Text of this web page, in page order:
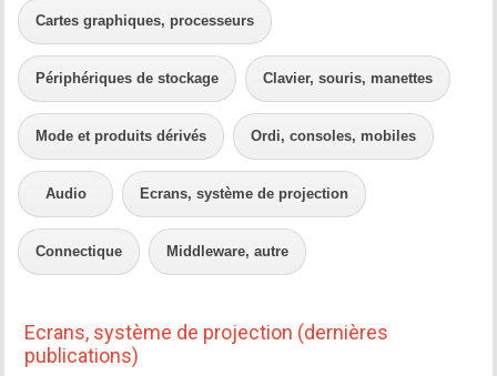
Cartes graphiques, processeurs
Périphériques de stockage Clavier, souris, manettes
Mode et produits dérivés Ordi, consoles, mobiles
Audio Ecrans, système de projection
Connectique Middleware, autre
Ecrans, système de projection (dernières
publications)